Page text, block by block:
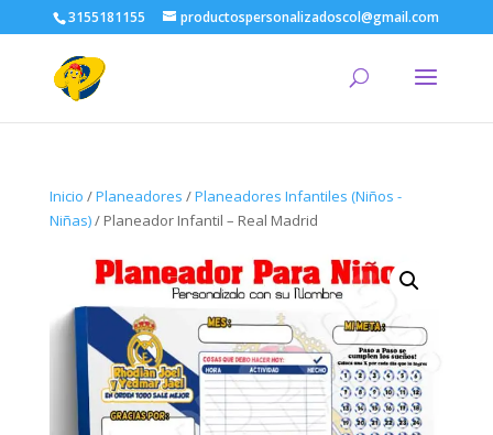
3155181155 productospersonalizadoscol@gmail.com
Inicio /Planeadores /Planeadores Infantiles (Niños -
Niñas)/ Planeador Infantil – Real Madrid